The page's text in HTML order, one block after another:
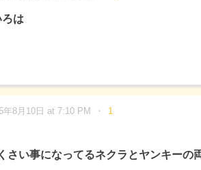
は
年8月10日 at 7:10 PM 1
さい事になってるネクラとヤンキーの